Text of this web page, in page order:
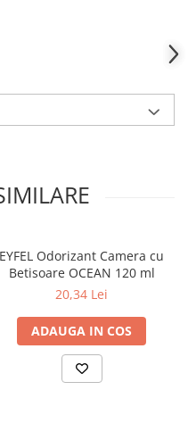
ca betisoarele sau
30 grade Celsius.
EYFEL Odorizant Camera cu
Betisoare OCEAN 120 ml
20,34 Lei
ADAUGA IN COS